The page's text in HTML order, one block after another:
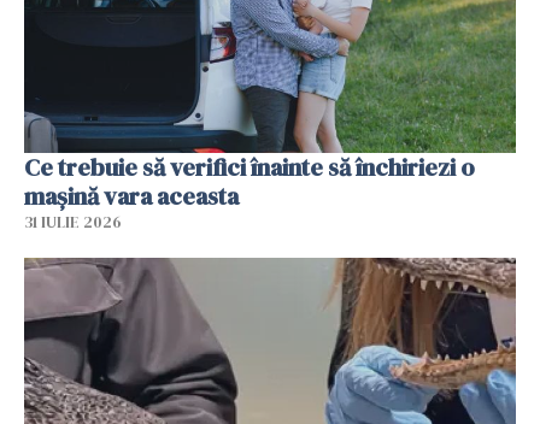
Ce trebuie să verifici înainte să închiriezi o
mașină vara aceasta
31 IULIE 2026